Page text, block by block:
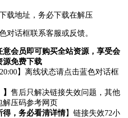
载地址，务必下载在解压
对话框联系客服或反馈。
意会员即可购买全站资源，享受会
源免费下载
】离线状态请点击蓝色对话框
售后只解决链接失效问题，其他
压码参考网页
得，务必看清详情】链接失效72小